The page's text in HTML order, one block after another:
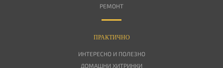
РЕМОНТ
ПРАКТИЧНО
ИНТЕРЕСНО И ПОЛЕЗНО
ДОМАШНИ ХИТРИНКИ